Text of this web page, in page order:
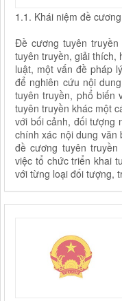
1.1. Khái niệm đề cương
Đề cương tuyên
tuyên truyền, giải thích,
luật, một vấn đề pháp
để nghiên cứu nội
tuyên truyền, phổ biến
tuyên truyền khác một
với bối cảnh, đối tượng
chính xác nội dung văn
đề cương tuyên
việc tổ chức triển khai
với từng loại đối tượng,